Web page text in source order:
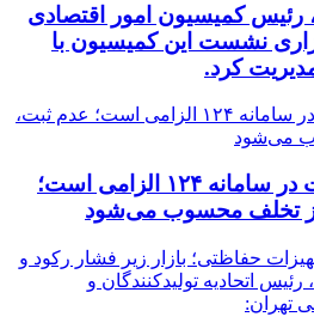
رئیس کمیسیون امور اقتصادی
نشست این کمیسیون با
کرد.
ثبت قیمت کالا و خدمات در سامانه ۱۲۴ الزامی است؛